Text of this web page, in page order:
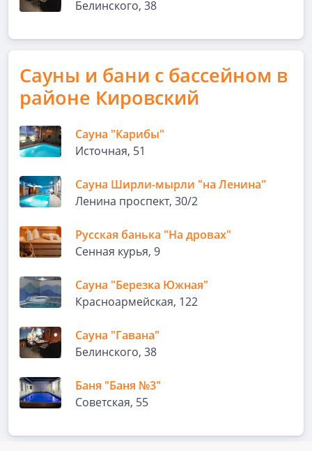
Белинского, 38
Сауны и бани с бассейном в
районе Кировский
Сауна "Карибы"
Источная, 51
Сауна Ширли-мырли "на Ленина"
Ленина проспект, 30/2
Русская банька "На дровах"
Сенная курья, 9
Сауна "Березка Южная"
Красноармейская, 122
Сауна "Гавана"
Белинского, 38
Баня "Баня №3"
Советская, 55